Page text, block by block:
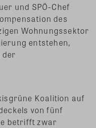
und SPÖ-Chef
des
Wohnungssektor
entstehen,
der
Koalition auf
von fünf
betrifft zwar